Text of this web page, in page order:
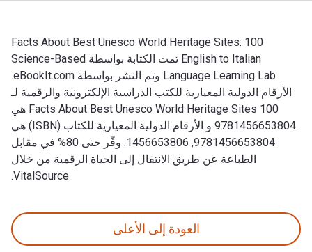
100 Facts About Best Unesco World Heritage Sites:
English to Italian تمت الكتابة بواسطة Science-Based
Language Learning Lab وتم النشر بواسطة eBookIt.com.
الأرقام الدولية المعيارية للكتب الدراسية الإلكترونية والرقمية لـ
100 Facts About Best Unesco World Heritage Sites هي
9781456653804 و الأرقام الدولية المعيارية للكتاب (ISBN) هي
9781456653804, 1456653806. وفّر حتى 80% في مقابل
الطباعة عن طريق الانتقال إلى الحياة الرقمية من خلال
VitalSource.
العودة إلى الأعلى